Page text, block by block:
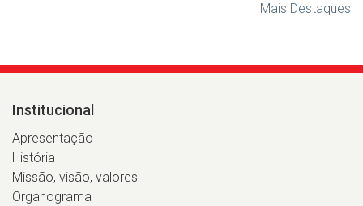
Mais Destaques
Institucional
Apresentação
História
Missão, visão, valores
Organograma